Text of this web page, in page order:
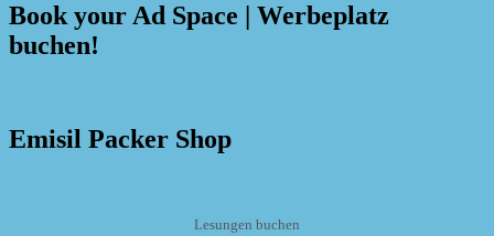
Book your Ad Space | Werbeplatz
buchen!
Emisil Packer Shop
Lesungen buchen